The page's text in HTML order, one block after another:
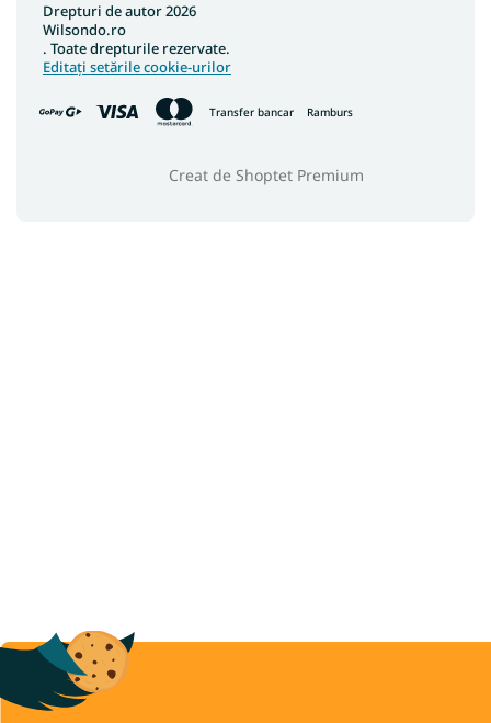
Transfer bancar Ramburs
Creat de Shoptet Premium
Drepturi de autor 2026
Wilsondo.ro
. Toate drepturile rezervate.
Editați setările cookie-urilor